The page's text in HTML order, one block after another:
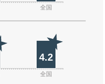
全国
4.2
全国